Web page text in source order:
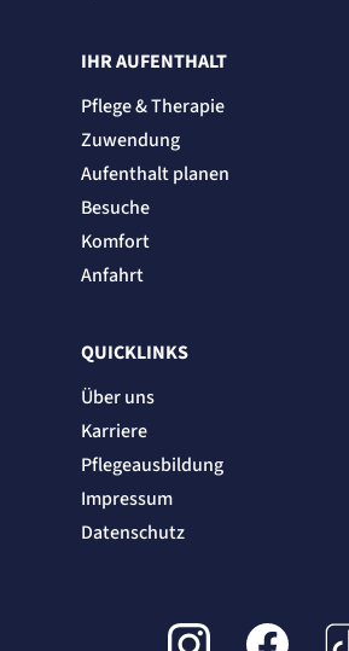
IHR AUFENTHALT
Pflege & Therapie
Zuwendung
Aufenthalt planen
Besuche
Komfort
Anfahrt
QUICKLINKS
Über uns
Karriere
Pflegeausbildung
Impressum
Datenschutz